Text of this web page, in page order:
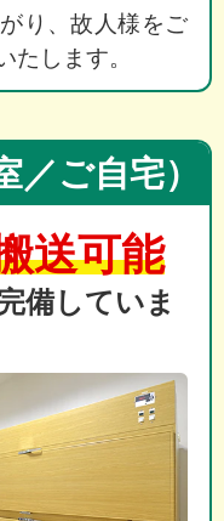
り、故人様をご
たします。
／ご自宅）
送可能
備していま